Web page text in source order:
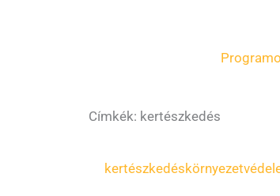
Címkék: kertészkedés
kertészkedés